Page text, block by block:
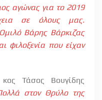
αγώνας για το 2019
σε όλους μας.
Βάρης Βάρκιζας
φιλοξενία που είχαν
Τάσος Βουγίδης
στον Θρύλο της